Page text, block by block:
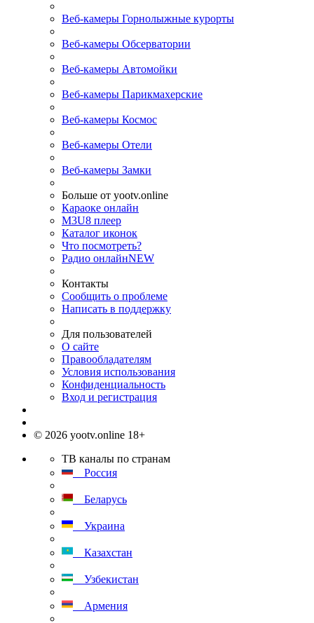
Веб-камеры Горнолыжные курорты
Веб-камеры Обсерватории
Веб-камеры Автомойки
Веб-камеры Парикмахерские
Веб-камеры Космос
Веб-камеры Отели
Веб-камеры Замки
Больше от yootv.online
Караоке онлайн
M3U8 плеер
Каталог иконок
Что посмотреть?
Радио онлайнNEW
Контакты
Сообщить о проблеме
Написать в поддержку
Для пользователей
О сайте
Правообладателям
Условия использования
Конфиденциальность
Вход и регистрация
© 2026 yootv.online 18+
ТВ каналы по странам
Россия
Беларусь
Украина
Казахстан
Узбекистан
Армения